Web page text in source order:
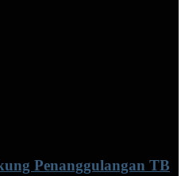
Penanggulangan TB